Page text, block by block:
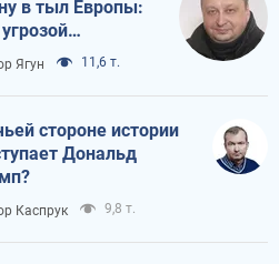
в тыл Европы:
Ягун 11,6 т.
стороне истории
Дональд
Каспрук 9,8 т.